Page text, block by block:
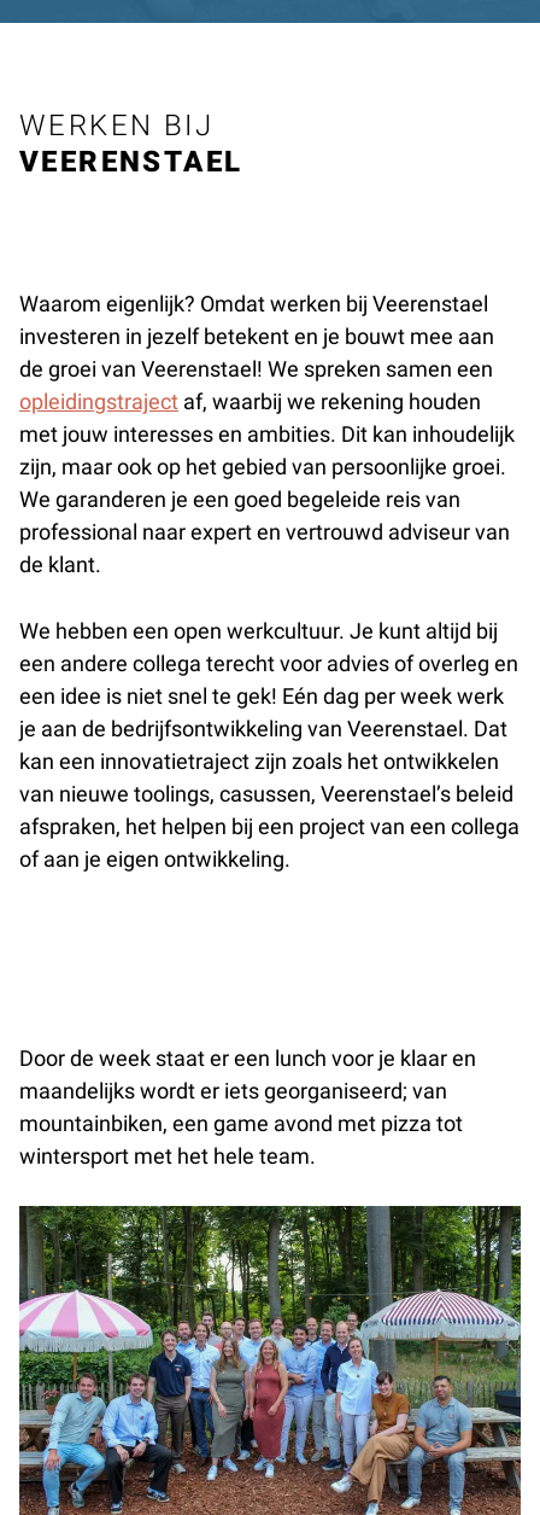
WERKEN BIJ
VEERENSTAEL
Waarom eigenlijk? Omdat werken bij Veerenstael
investeren in jezelf betekent en je bouwt mee aan
de groei van Veerenstael! We spreken samen een
opleidingstraject af, waarbij we rekening houden
met jouw interesses en ambities. Dit kan inhoudelijk
zijn, maar ook op het gebied van persoonlijke groei.
We garanderen je een goed begeleide reis van
professional naar expert en vertrouwd adviseur van
de klant.
We hebben een open werkcultuur. Je kunt altijd bij
een andere collega terecht voor advies of overleg en
een idee is niet snel te gek! Eén dag per week werk
je aan de bedrijfsontwikkeling van Veerenstael. Dat
kan een innovatietraject zijn zoals het ontwikkelen
van nieuwe toolings, casussen, Veerenstael’s beleid
afspraken, het helpen bij een project van een collega
of aan je eigen ontwikkeling.
Door de week staat er een lunch voor je klaar en
maandelijks wordt er iets georganiseerd; van
mountainbiken, een game avond met pizza tot
wintersport met het hele team.